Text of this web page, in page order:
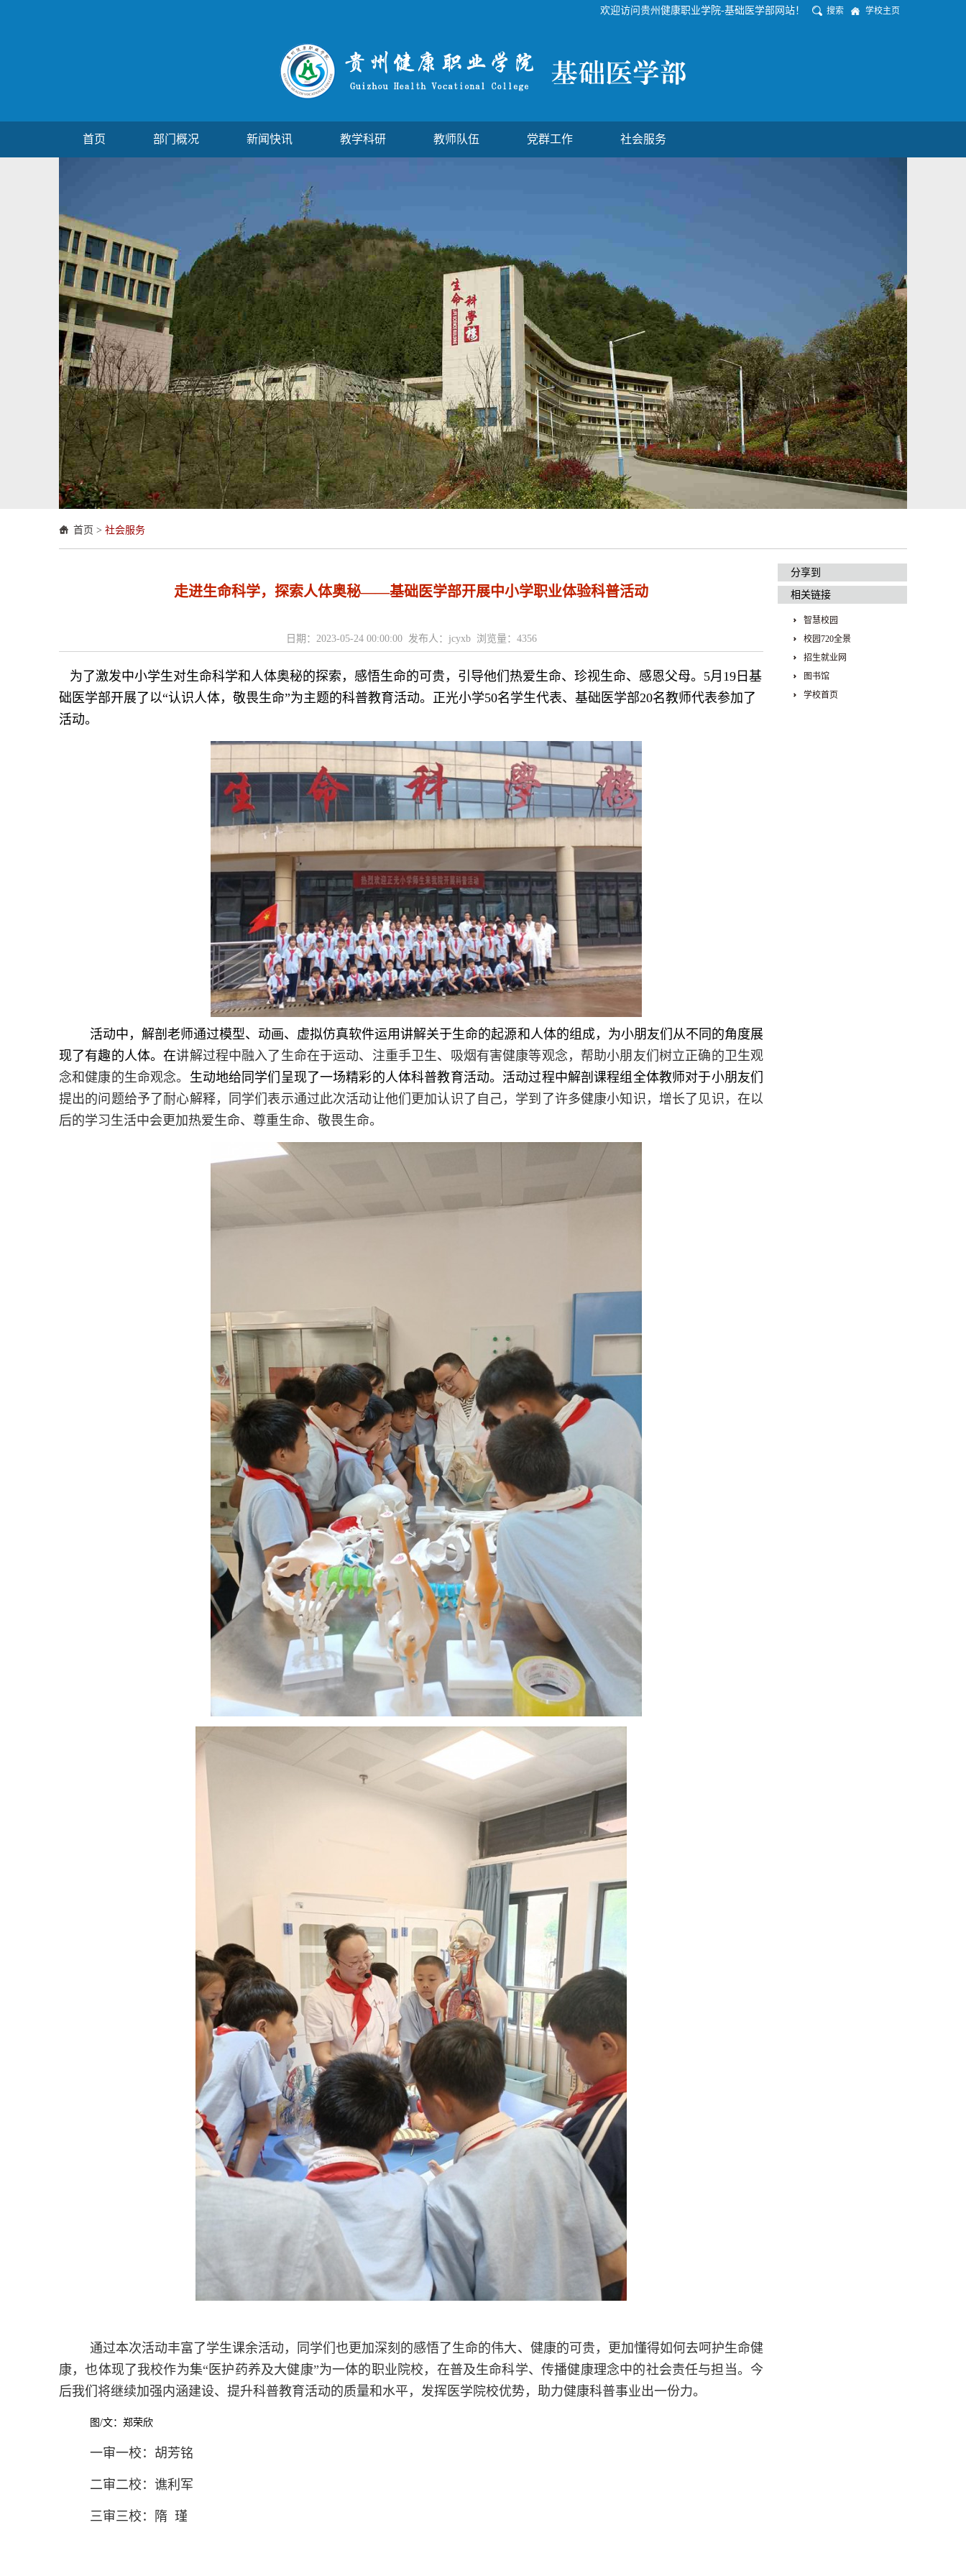
欢迎访问贵州健康职业学院-基础医学部网站！ 搜索 学校主页
首页 部门概况 新闻快讯 教学科研 教师队伍 党群工作 社会服务
首页 > 社会服务
走进生命科学，探索人体奥秘——基础医学部开展中小学职业体验科普活动
日期：2023-05-24 00:00:00 发布人：jcyxb 浏览量： 4356
为了激发中小学生对生命科学和人体奥秘的探索，感悟生命的可贵，引导他们热爱生命、珍视生命、感恩父母。5月19日基
础医学部开展了以“认识人体，敬畏生命”为主题的科普教育活动。正光小学50名学生代表、基础医学部20名教师代表参加了
活动。
活动中，解剖老师通过模型、动画、虚拟仿真软件运用讲解关于生命的起源和人体的组成，为小朋友们从不同的角度展
现了有趣的人体。在讲解过程中融入了生命在于运动、注重手卫生、吸烟有害健康等观念，帮助小朋友们树立正确的卫生观
念和健康的生命观念。 生动地给同学们呈现了一场精彩的人体科普教育活动。活动过程中解剖课程组全体教师对于小朋友们
提出的问题给予了耐心解释，同学们表示通过此次活动让他们更加认识了自己，学到了许多健康小知识，增长了见识，在以
后的学习生活中会更加热爱生命、尊重生命、敬畏生命。
通过本次活动丰富了学生课余活动，同学们也更加深刻的感悟了生命的伟大、健康的可贵，更加懂得如何去呵护生命健
康，也体现了我校作为集“医护药养及大健康”为一体的职业院校，在普及生命科学、传播健康理念中的社会责任与担当。今
后我们将继续加强内涵建设、提升科普教育活动的质量和水平，发挥医学院校优势，助力健康科普事业出一份力。
图/文：郑荣欣
一审一校：胡芳铭
二审二校：谯利军
三审三校：隋 瑾
分享到
相关链接
智慧校园
校园720全景
招生就业网
图书馆
学校首页